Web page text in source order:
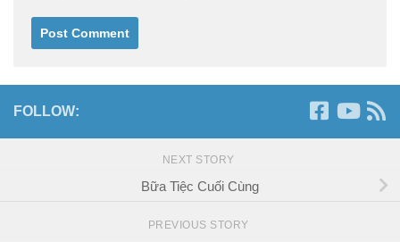
FOLLOW:
NEXT STORY
Bữa Tiệc Cuối Cùng
PREVIOUS STORY